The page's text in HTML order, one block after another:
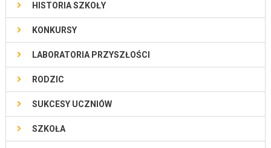
HISTORIA SZKOŁY
KONKURSY
LABORATORIA PRZYSZŁOŚCI
RODZIC
SUKCESY UCZNIÓW
SZKOŁA